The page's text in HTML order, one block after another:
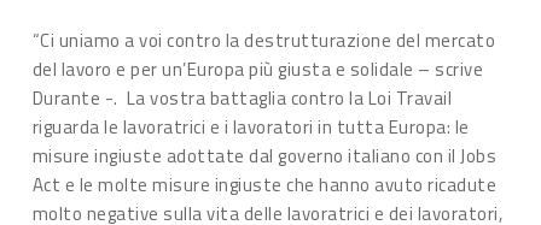
“Ci uniamo a voi contro la destrutturazione del mercato
del lavoro e per un’Europa più giusta e solidale – scrive
Durante -. La vostra battaglia contro la Loi Travail
riguarda le lavoratrici e i lavoratori in tutta Europa: le
misure ingiuste adottate dal governo italiano con il Jobs
Act e le molte misure ingiuste che hanno avuto ricadute
molto negative sulla vita delle lavoratrici e dei lavoratori,